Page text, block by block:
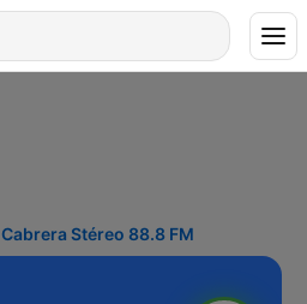
Cabrera Stéreo 88.8 FM